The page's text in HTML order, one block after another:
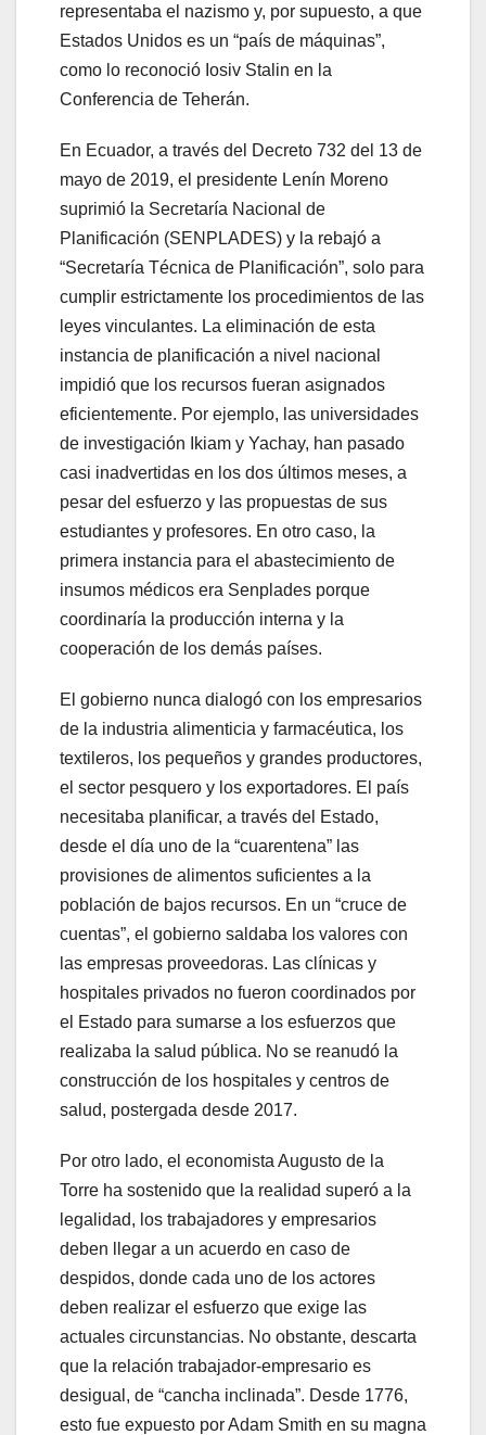
representaba el nazismo y, por supuesto, a que
Estados Unidos es un “país de máquinas”,
como lo reconoció Iosiv Stalin en la
Conferencia de Teherán.
En Ecuador, a través del Decreto 732 del 13 de
mayo de 2019, el presidente Lenín Moreno
suprimió la Secretaría Nacional de
Planificación (SENPLADES) y la rebajó a
“Secretaría Técnica de Planificación”, solo para
cumplir estrictamente los procedimientos de las
leyes vinculantes. La eliminación de esta
instancia de planificación a nivel nacional
impidió que los recursos fueran asignados
eficientemente. Por ejemplo, las universidades
de investigación Ikiam y Yachay, han pasado
casi inadvertidas en los dos últimos meses, a
pesar del esfuerzo y las propuestas de sus
estudiantes y profesores. En otro caso, la
primera instancia para el abastecimiento de
insumos médicos era Senplades porque
coordinaría la producción interna y la
cooperación de los demás países.
El gobierno nunca dialogó con los empresarios
de la industria alimenticia y farmacéutica, los
textileros, los pequeños y grandes productores,
el sector pesquero y los exportadores. El país
necesitaba planificar, a través del Estado,
desde el día uno de la “cuarentena” las
provisiones de alimentos suficientes a la
población de bajos recursos. En un “cruce de
cuentas”, el gobierno saldaba los valores con
las empresas proveedoras. Las clínicas y
hospitales privados no fueron coordinados por
el Estado para sumarse a los esfuerzos que
realizaba la salud pública. No se reanudó la
construcción de los hospitales y centros de
salud, postergada desde 2017.
Por otro lado, el economista Augusto de la
Torre ha sostenido que la realidad superó a la
legalidad, los trabajadores y empresarios
deben llegar a un acuerdo en caso de
despidos, donde cada uno de los actores
deben realizar el esfuerzo que exige las
actuales circunstancias. No obstante, descarta
que la relación trabajador-empresario es
desigual, de “cancha inclinada”. Desde 1776,
esto fue expuesto por Adam Smith en su magna